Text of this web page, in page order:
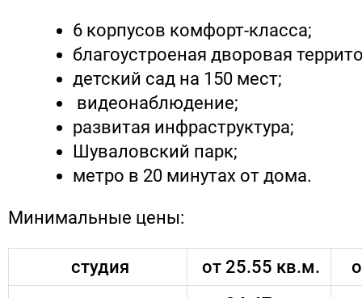
6 корпусов комфорт-класса;
благоустроеная дворовая
детский сад на 150 мест;
видеонаблюдение;
развитая инфраструктура;
Шуваловский парк;
метро в 20 минутах от дома.
Минимальные цены:
студия от 25.55 кв.м.